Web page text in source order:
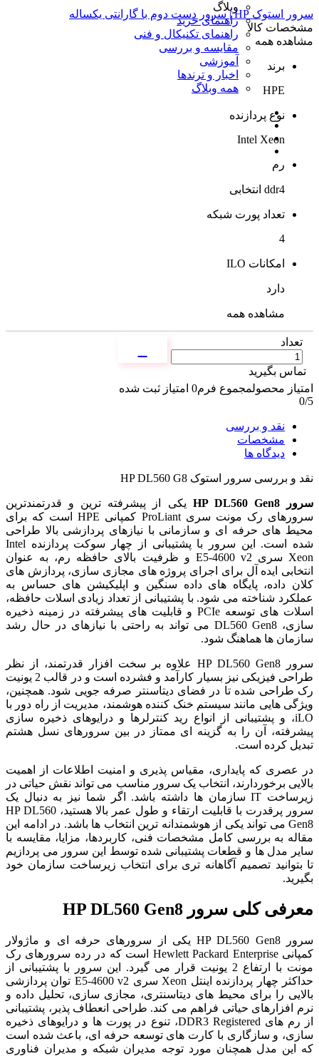
وبلاگ
راهنمای خرید
راهنمای تکنیکال و فنی
مقایسه و بررسی
آموزشی
اخبار و ترندها
همه وبلاگ
سرور استوک HP | سرور دست دوم با گارانتی یکساله
مشخصات کالا
مشاهده همه
برند
HPE
نوع پردازنده
Intel Xeon
رم
ddr4 انتخابی
تعداد پورت شبکه
4
امکانات ILO
دارد
مشاهده همه
تعداد
تماس بگیرید
امتیاز محصولمجموع فرم0 امتیاز ثبت شده
0/5
نقد و بررسی
مشخصات
دیدگاه ها
نقد و بررسی سرور استوک HP DL560 G8
سرور HP DL560 Gen8
یکی از پیشرفته ترین و قدرتمندترین
سرورهای رک مونت سری ProLiant کمپانی HPE است که برای
محیط های حرفه ای و سازمانی با نیازهای پردازشی بالا طراحی
شده است. این سرور با پشتیبانی از چهار سوکت پردازنده Intel
Xeon سری E5-4600 v2 و ظرفیت بالای حافظه رم، به عنوان
انتخابی ایده آل برای اجرای پروژه های مجازی سازی، پردازش های
کلان داده، پایگاه های داده سنگین و اپلیکیشن های حساس به
عملکرد شناخته می شود. با پشتیبانی از تعداد زیادی اسلات حافظه،
اسلات های توسعه PCIe و قابلیت های پیشرفته در زمینه ذخیره
سازی، DL560 Gen8 می تواند به راحتی با نیازهای در حال رشد
سازمان ها هماهنگ شود.
سرور HP DL560 Gen8 علاوه بر سخت افزار قدرتمند، از نظر
طراحی فیزیکی نیز بسیار کارآمد و فشرده است و در قالب 2 یونیت
رک طراحی شده تا در فضای دیتاسنتر صرفه جویی شود. همچنین،
ویژگی هایی مانند سیستم خنک کننده هوشمند، مدیریت از راه دور با
iLO، و پشتیبانی از انواع رید کنترلرها و درایوهای ذخیره سازی
پیشرفته، آن را به گزینه ای ممتاز در بین سرورهای نسل هشتم
تبدیل کرده است.
در عصری که پایداری، مقیاس پذیری و امنیت اطلاعات از اهمیت
بالایی برخوردارند، انتخاب یک سرور مناسب می تواند نقش حیاتی در
زیرساخت IT سازمان ها داشته باشد. اگر شما نیز به دنبال یک
سرور پرقدرت با قابلیت ارتقاء و طول عمر بالا هستید، HP DL560
Gen8 می تواند یکی از هوشمندانه ترین انتخاب ها باشد. در ادامه این
مقاله به بررسی کامل مشخصات فنی، کاربردها، مزایا، مقایسه با
سایر مدل ها و قطعات پشتیبانی شده توسط این سرور می پردازیم
تا بتوانید تصمیم آگاهانه تری برای انتخاب زیرساخت سازمان خود
بگیرید.
معرفی کلی سرور HP DL560 Gen8
سرور HP DL560 Gen8 یکی از سرورهای حرفه ای و ماژولار
کمپانی Hewlett Packard Enterprise است که در رده سرورهای رک
مونت با ارتفاع 2 یونیت قرار می گیرد. این سرور با پشتیبانی از
حداکثر چهار پردازنده اینتل Xeon سری E5-4600 v2 توان پردازشی
بالایی را برای محیط های دیتاسنتری، مجازی سازی، تحلیل داده و
نرم افزارهای حیاتی فراهم می کند. طراحی انعطاف پذیر، پشتیبانی
از رم های DDR3 Registered، تنوع در پورت ها و درایوهای ذخیره
سازی، و سازگاری با کارت های توسعه حرفه ای، باعث شده است
که این مدل همچنان مورد توجه مدیران شبکه و مدیران فناوری